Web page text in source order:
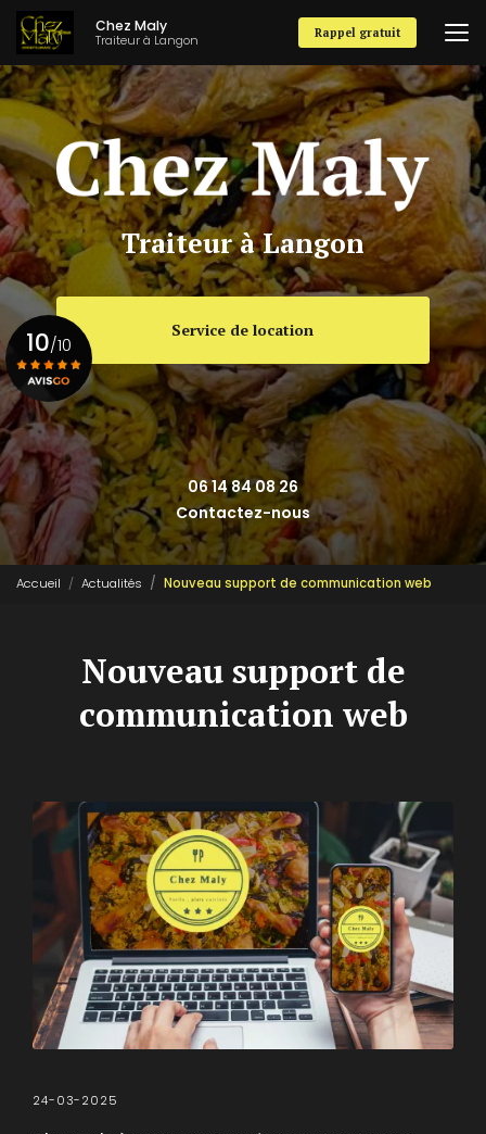
Aller
contenu
principal
Chez Maly
Traiteur à Langon Rappel gratuit
Traiteur à Langon
Service de location
06 14 84 08 26
Contactez-nous
10/10
Voir le certificat
Accueil Actualités Nouveau support de communication web
Nouveau support de
communication web
24-03-2025